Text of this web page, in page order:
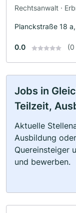
Rechtsanwalt ·
Planckstraße 18
0.0 (0
Jobs in
Teilzeit,
Aktuelle
Ausbildung
Quereinsteiger
und bewerben.